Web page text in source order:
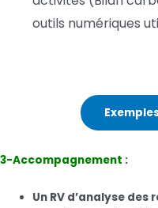
outils numériques
3-Accompagnement :
Un RV d’analyse des